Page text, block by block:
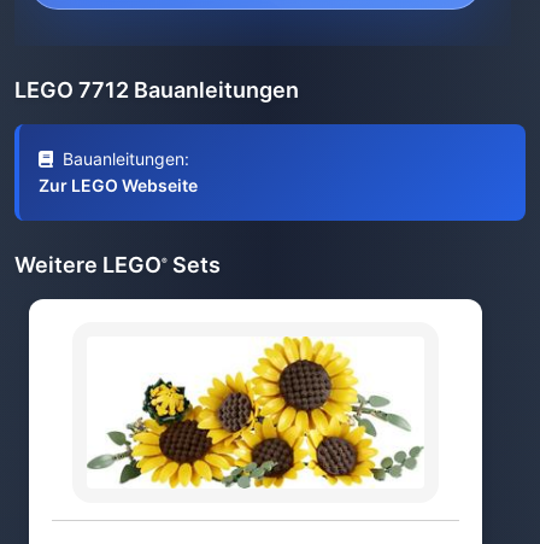
LEGO 7712 Bauanleitungen
Bauanleitungen:
Zur LEGO Webseite
Weitere LEGO® Sets